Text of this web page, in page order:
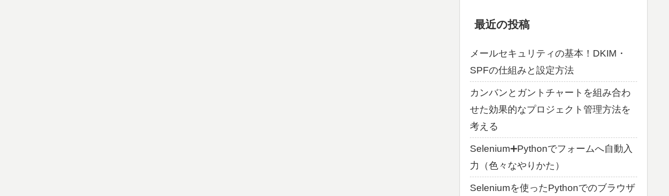
最近の投稿
メールセキュリティの基本！DKIM・
SPFの仕組みと設定方法
カンバンとガントチャートを組み合わ
せた効果的なプロジェクト管理方法を
考える
Selenium➕Pythonでフォームへ自動入
力（色々なやりかた）
Seleniumを使ったPythonでのブラウザ